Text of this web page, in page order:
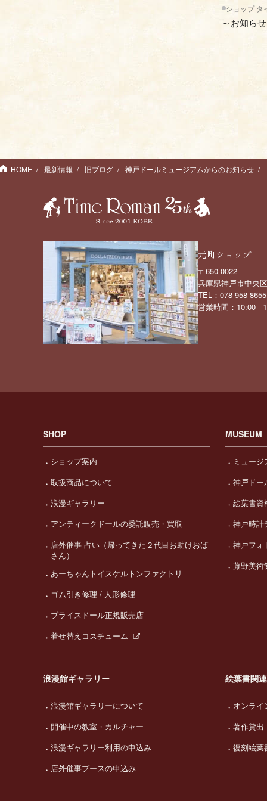
ショップ タ
～お知ら
HOME 最新情報 旧ブログ 神戸ドールミュージアムからのお知らせ
元町ショップ
〒650-0022
兵庫県神戸市中央
TEL：078-958-8655
営業時間：10:00 -
SHOP
ショップ案内
取扱商品について
浪漫ギャラリー
アンティークドールの委託販売・買取
店外催事 占い（帰ってきた２代目お助けおば
さん）
あーちゃんトイスケルトンファクトリ
ゴム引き修理 / 人形修理
ブライスドール正規販売店
着せ替えコスチューム
MUSEUM
ミュー
神戸ド
絵葉書
神戸時
神戸フ
藤野美
浪漫館ギャラリー
浪漫館ギャラリーについて
開催中の教室・カルチャー
浪漫ギャラリー利用の申込み
店外催事ブースの申込み
絵葉書関連
オンラ
著作貸出
復刻絵